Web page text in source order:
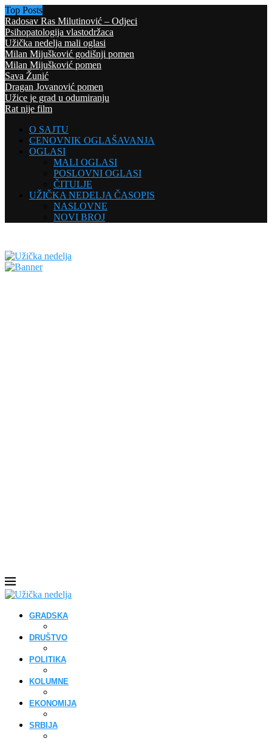
Top Posts
Radosav Ras Milutinović – Odjeci
Psihopatologija vlastodržaca
Užička nedelja mali oglasi
Milan Mijušković godišnji pomen
Milan Mijušković pomen
Sava Žunić
Dragan Jovanović pomen
Užice je grad u odumiranju
Rat nije film
O SAJTU
CENOVNIK OGLAŠAVANJA
OGLASI
MALI OGLASI
POSLOVNI OGLASI
ČITULJE
UŽIČKA NEDELJA ČASOPIS
NASLOVNE
NOVI BROJ
GRADSKA
DRUŠTVO
POLITIKA
KOLUMNE
EKONOMIJA
SRBIJA